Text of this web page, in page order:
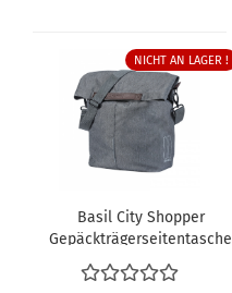
NICHT AN LAGER !
Basil City Shopper
Gepäckträgerseitentasche